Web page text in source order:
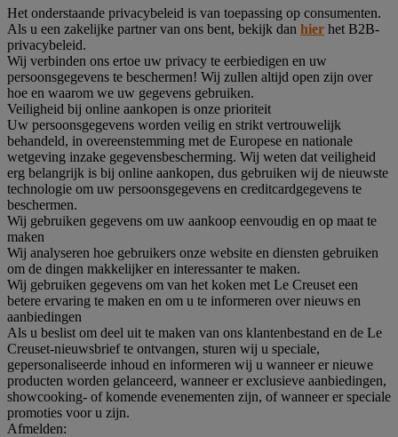
Het onderstaande privacybeleid is van toepassing op consumenten.
Als u een zakelijke partner van ons bent, bekijk dan hier het B2B-
privacybeleid.
Wij verbinden ons ertoe uw privacy te eerbiedigen en uw
persoonsgegevens te beschermen! Wij zullen altijd open zijn over
hoe en waarom we uw gegevens gebruiken.
Veiligheid bij online aankopen is onze prioriteit
Uw persoonsgegevens worden veilig en strikt vertrouwelijk
behandeld, in overeenstemming met de Europese en nationale
wetgeving inzake gegevensbescherming. Wij weten dat veiligheid
erg belangrijk is bij online aankopen, dus gebruiken wij de nieuwste
technologie om uw persoonsgegevens en creditcardgegevens te
beschermen.
Wij gebruiken gegevens om uw aankoop eenvoudig en op maat te
maken
Wij analyseren hoe gebruikers onze website en diensten gebruiken
om de dingen makkelijker en interessanter te maken.
Wij gebruiken gegevens om van het koken met Le Creuset een
betere ervaring te maken en om u te informeren over nieuws en
aanbiedingen
Als u beslist om deel uit te maken van ons klantenbestand en de Le
Creuset-nieuwsbrief te ontvangen, sturen wij u speciale,
gepersonaliseerde inhoud en informeren wij u wanneer er nieuwe
producten worden gelanceerd, wanneer er exclusieve aanbiedingen,
showcooking- of komende evenementen zijn, of wanneer er speciale
promoties voor u zijn.
Afmelden: